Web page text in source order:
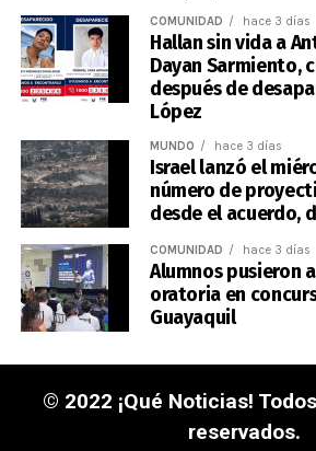
COMUNIDAD hace 3 días
Hallan sin vida a
Dayan Sarmiento,
después de
López
MUNDO hace 3 días
Israel lanzó el
número de
desde el acuerdo,
COMUNIDAD hace 3 días
Alumnos pusieron
oratoria en
Guayaquil
© 2022 ¡Qué Noticias!
reservados.